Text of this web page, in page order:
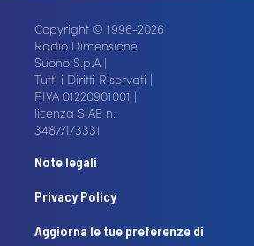
Copyright © 1996-2026
Radio Dimensione
Suono S.p.A |
Tutti i Diritti Riservati |
P.IVA 01220901001 |
licenza SIAE n.
3487/I/3331
Note legali
Privacy Policy
Aggiorna le tue preferenze di